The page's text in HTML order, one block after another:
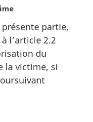
partie,
l’article 2.2
du
la victime, si